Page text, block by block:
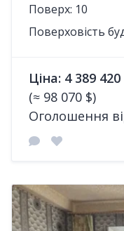
Поверх: 10
Поверховість
Ціна: 4 389 420
(≈ 98 070 $)
Оголошення